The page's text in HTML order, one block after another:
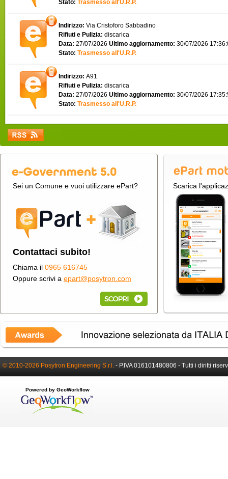
Stato: Trasmesso all'U.R.P.
Indirizzo: Via Cristoforo Sabbadino
Rifiuti e Pulizia: discarica
Data: 27/07/2026 Ultimo aggiornamento: 30/07/2026
Stato: Trasmesso all'U.R.P.
Indirizzo: A91
Rifiuti e Pulizia: discarica
Data: 27/07/2026 Ultimo aggiornamento: 30/07/2026
Stato: Trasmesso all'U.R.P.
Sei un Comune e vuoi utilizzare ePart?
Contattaci subito!
Chiama il 0965 616745
Oppure scrivi a epart@posytron.com
Scarica
© 2010-2026 Posytron Engineering S.r.l. - P.IVA 016101480806 - Tutti i diritti
Powered by GeoWorkflow